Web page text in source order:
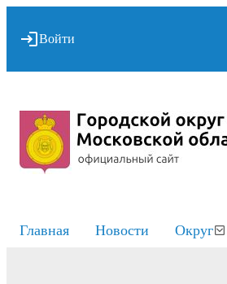
Войти
Главная Новости Округ